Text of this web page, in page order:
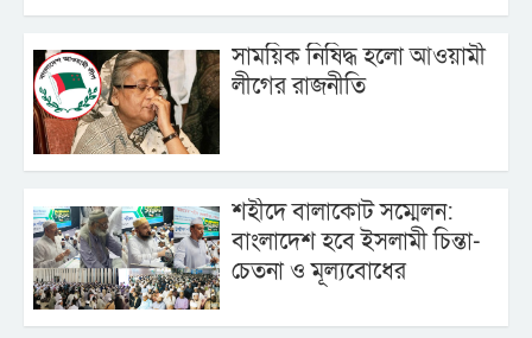
সাময়িক নিষিদ্ধ হলো আওয়ামী
লীগের রাজনীতি
শহীদে বালাকোট সম্মেলন:
বাংলাদেশ হবে ইসলামী চিন্তা-
চেতনা ও মূল্যবোধের